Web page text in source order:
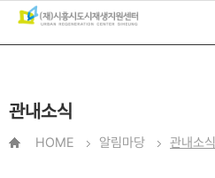
관내소식
HOME 알림마당 관내소식